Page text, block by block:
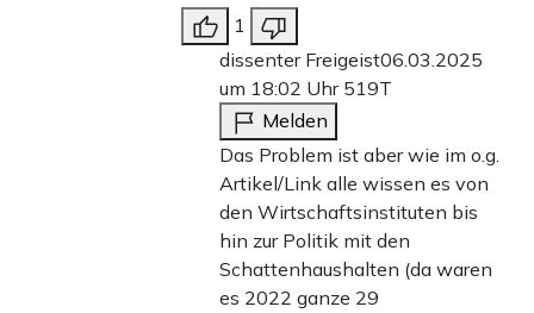
1
dissenter Freigeist06.03.2025
um 18:02 Uhr 519T
Melden
Das Problem ist aber wie im o.g.
Artikel/Link alle wissen es von
den Wirtschaftsinstituten bis
hin zur Politik mit den
Schattenhaushalten (da waren
es 2022 ganze 29